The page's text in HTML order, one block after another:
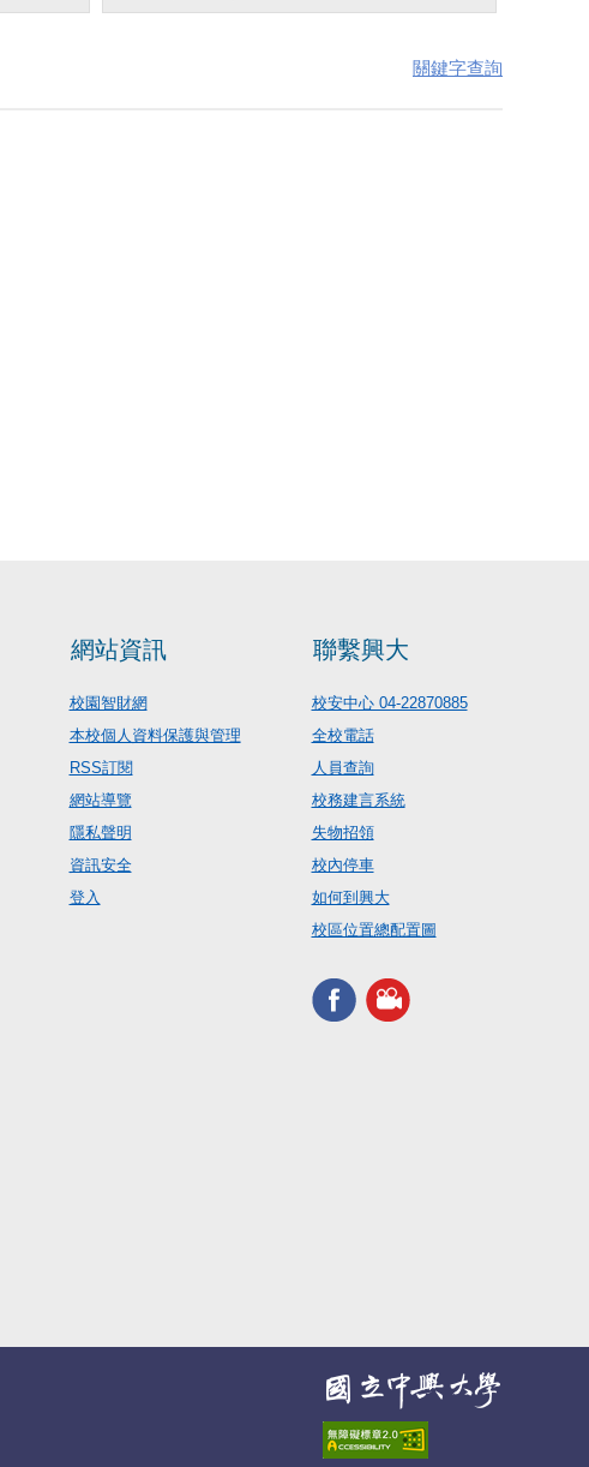
關鍵字查詢
網站資訊
校園智財網
本校個人資料保護與管理
RSS訂閱
網站導覽
隱私聲明
資訊安全
登入
聯繫興大
校安中心 04-22870885
全校電話
人員查詢
校務建言系統
失物招領
校內停車
如何到興大
校區位置總配置圖